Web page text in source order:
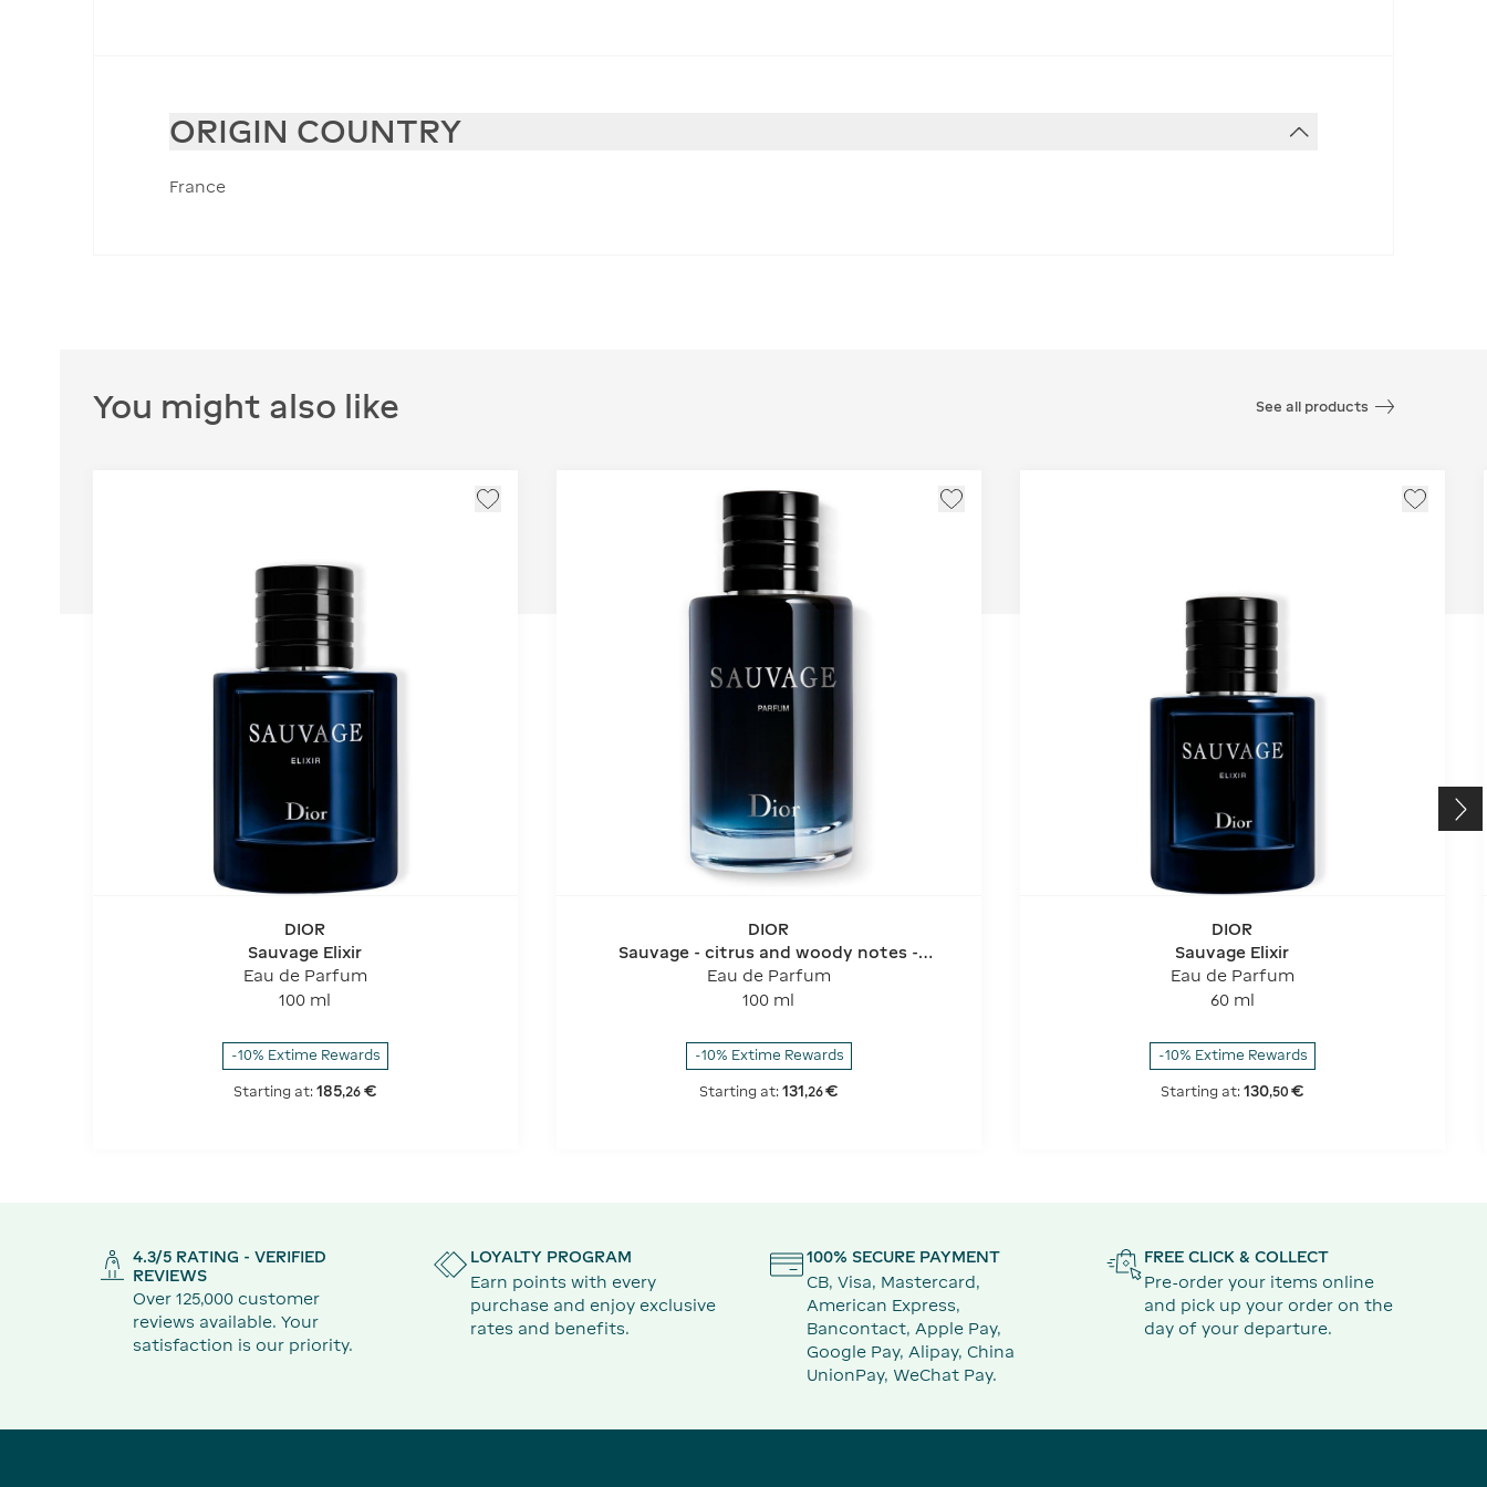
ORIGIN COUNTRY
France
You might also like See all products
DIOR
Sauvage Elixir
Eau de Parfum
100 ml
-10% Extime Rewards
Starting at:185,26 €
DIOR
Sauvage - citrus and woody notes -
refillable bottle
Eau de Parfum
100 ml
-10% Extime Rewards
Starting at: 131,26€
DIOR
Sauvage Elixir
Eau de Parfum
60 ml
-10% Extime Rewards
Starting at: 130,50 €
4.3/5 RATING - VERIFIED
REVIEWS
Over 125,000 customer
reviews available. Your
satisfaction is our priority.
LOYALTY PROGRAM
Earn points with every
purchase and enjoy exclusive
rates and benefits.
100% SECURE PAYMENT
CB, Visa, Mastercard,
American Express,
Bancontact, Apple Pay,
Google Pay, Alipay, China
UnionPay, WeChat Pay.
FREE CLICK & COLLECT
Pre-order your items online
and pick up your order on the
day of your departure.